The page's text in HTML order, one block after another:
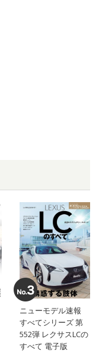
ニューモデル速報
すべてシリーズ 第
552弾 レクサスLCの
すべて 電子版